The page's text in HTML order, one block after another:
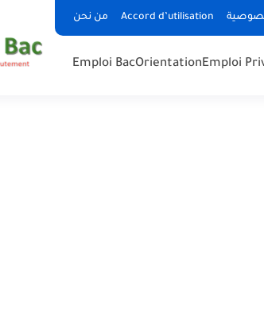
من نحن Accord d’utilisation
Emploi BacOrientationEmploi